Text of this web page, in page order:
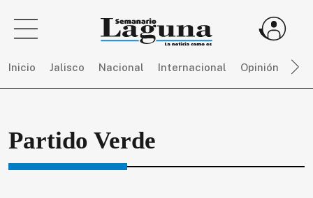
Inicio Jalisco Nacional Internacional Opinión
toda
la
actualidad
Partido Verde